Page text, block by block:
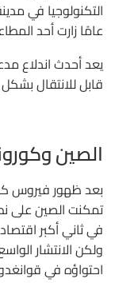
عامًا زارت أحد
يعد أحدث اندلاع
قابل للانتقال بشكل
الصين
بعد ظهور فيروس
تمكنت الصين على
في ثاني أكبر
ولكن الانتشار
احتواؤه في